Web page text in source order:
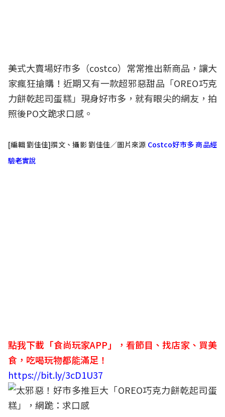
美式大賣場好市多（costco）常常推出新商品，讓大
家瘋狂搶購！近期又有一款超邪惡甜品「OREO巧克
力餅乾起司蛋糕」現身好市多，就有眼尖的網友，拍
照後PO文跪求口感。
[編輯 劉佳佳]撰文、攝影 劉佳佳／圖片來源 Costco好市多 商品經
驗老實說
點我下載「食尚玩家APP」，看節目、找店家、買美
食，吃喝玩物都能滿足！
https://bit.ly/3cD1U37